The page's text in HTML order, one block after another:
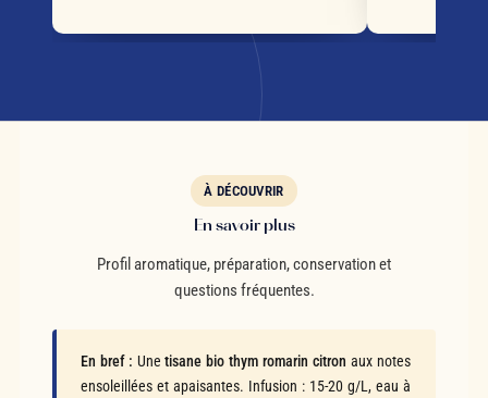
À DÉCOUVRIR
En savoir plus
Profil aromatique, préparation, conservation et
questions fréquentes.
En bref : Unetisane bio thym romarin citron aux notes
ensoleillées et apaisantes. Infusion : 15-20 g/L, eau à